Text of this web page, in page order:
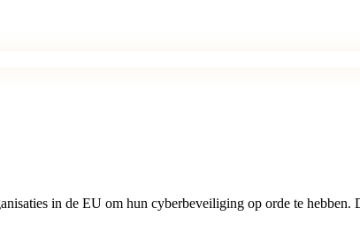
in de EU om hun cyberbeveiliging op orde te hebben.